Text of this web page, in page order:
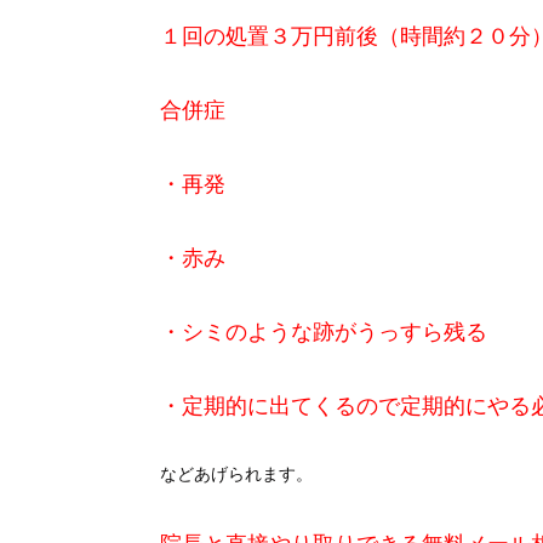
１回の処置３万円前後（時間約２０分）
合併症
・再発
・赤み
・シミのような跡がうっすら残る
・定期的に出てくるので定期的にやる
などあげられます。